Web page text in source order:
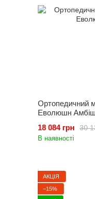
Ортопедичний
Еволюшн
30
18 084 грн
В наявності
АКЦІЯ
−15%